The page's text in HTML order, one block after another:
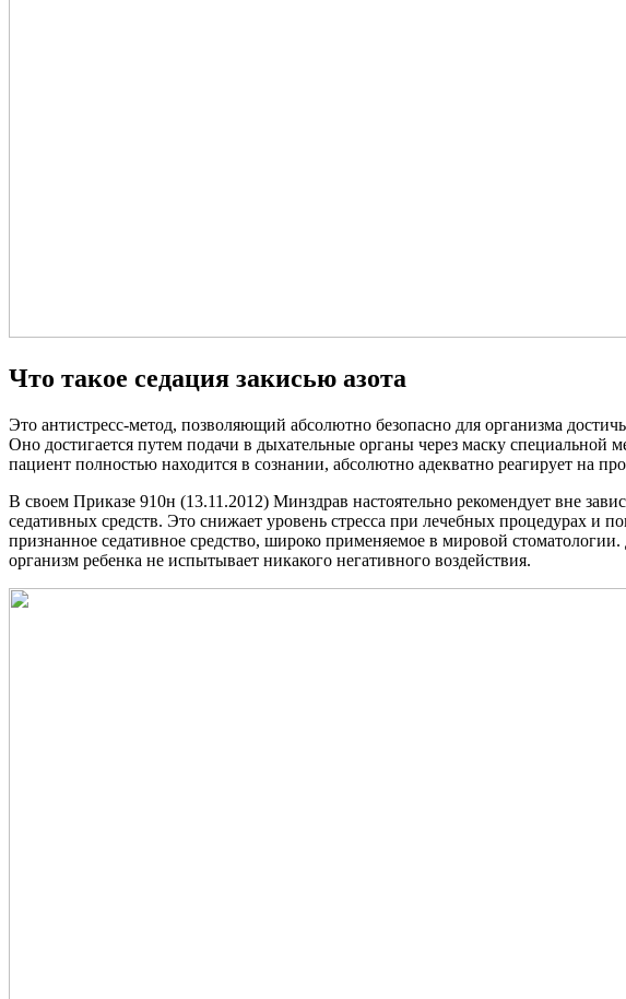
Что такое седация закисью азота
Это антистресс-метод, позволяющий абсолютно безопасно для организма
Оно достигается путем подачи в дыхательные органы через маску
пациент полностью находится в сознании, абсолютно адекватно реагирует на
В своем Приказе 910н (13.11.2012) Минздрав настоятельно рекомендует вне
седативных средств. Это снижает уровень стресса при лечебных процедурах и
признанное седативное средство, широко применяемое в мировой
организм ребенка не испытывает никакого негативного воздействия.